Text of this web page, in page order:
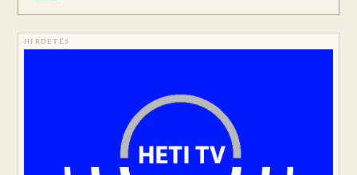
HIRDETÉS